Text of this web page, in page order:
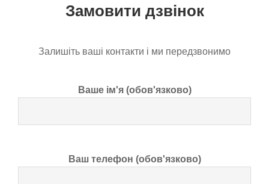
Житомирська обл. м. Коростишів
Якщо вам зручніше обговорити всі деталі особисто, ми
Замовити дзвінок
Залишіть ваші контакти і ми передзвонимо
Ваше ім'я (обов'язково)
Ваш телефон (обов'язково)